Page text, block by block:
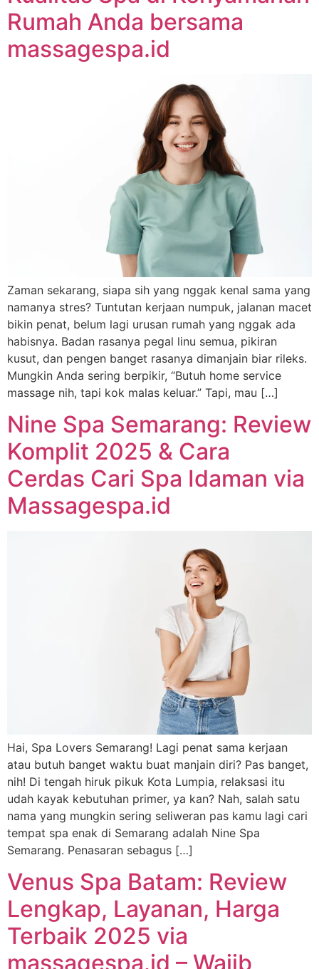
Rumah Anda bersama
massagespa.id
Zaman sekarang, siapa sih yang nggak kenal sama yang
namanya stres? Tuntutan kerjaan numpuk, jalanan macet
bikin penat, belum lagi urusan rumah yang nggak ada
habisnya. Badan rasanya pegal linu semua, pikiran
kusut, dan pengen banget rasanya dimanjain biar rileks.
Mungkin Anda sering berpikir, “Butuh home service
massage nih, tapi kok malas keluar.” Tapi, mau […]
Nine Spa Semarang: Review
Komplit 2025 & Cara
Cerdas Cari Spa Idaman via
Massagespa.id
Hai, Spa Lovers Semarang! Lagi penat sama kerjaan
atau butuh banget waktu buat manjain diri? Pas banget,
nih! Di tengah hiruk pikuk Kota Lumpia, relaksasi itu
udah kayak kebutuhan primer, ya kan? Nah, salah satu
nama yang mungkin sering seliweran pas kamu lagi cari
tempat spa enak di Semarang adalah Nine Spa
Semarang. Penasaran sebagus […]
Venus Spa Batam: Review
Lengkap, Layanan, Harga
Terbaik 2025 via
massagespa.id – Wajib